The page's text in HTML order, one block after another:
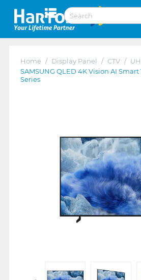
Home / Display Panel / CTV /
SAMSUNG QLED 4K Vision AI Smart
Series